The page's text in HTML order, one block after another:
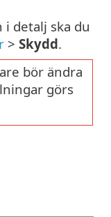
detalj ska du
> Skydd.
bör ändra
görs